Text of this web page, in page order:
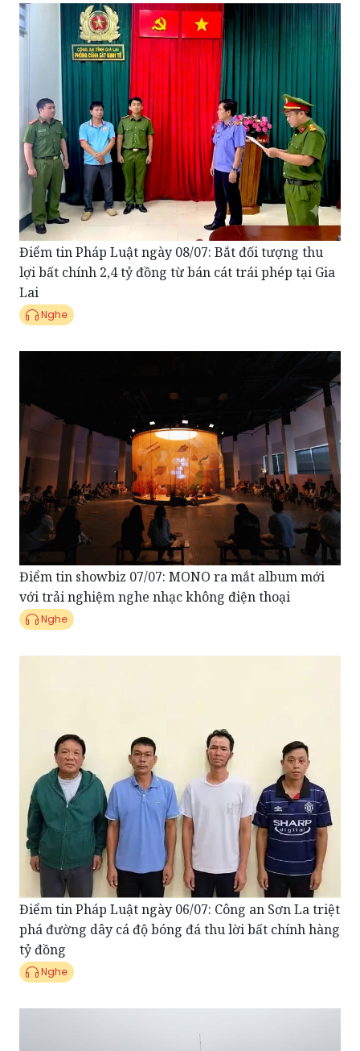
Điểm tin Pháp Luật ngày 08/07: Bắt đối tượng thu
lợi bất chính 2,4 tỷ đồng từ bán cát trái phép tại Gia
Lai
Nghe
Điểm tin showbiz 07/07: MONO ra mắt album mới
với trải nghiệm nghe nhạc không điện thoại
Nghe
Điểm tin Pháp Luật ngày 06/07: Công an Sơn La triệt
phá đường dây cá độ bóng đá thu lời bất chính hàng
tỷ đồng
Nghe